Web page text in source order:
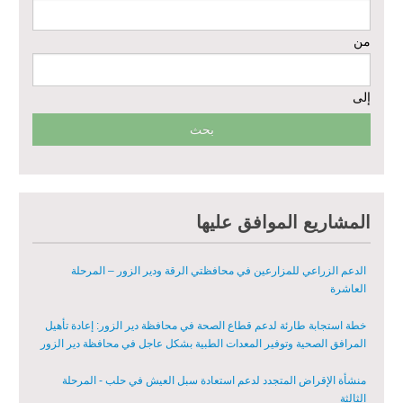
من
إلى
المشاريع الموافق عليها
– المرحلة الأولى
تقديم خدمات الرعاية الصحية الأولية في محافظة دير الزور - المرحلة
الدعم الزراعي للمزارعين في محافظتي الرقة ودير الزور – المرحلة
خطة استجابة طارئة لدعم قطاع الصحة في محافظة دير الزور: إعادة تأهيل
المرافق الصحية وتوفير المعدات الطبية بشكل عاجل في محافظة دير الزور
منشأة الإقراض المتجدد لدعم استعادة سبل العيش في حلب - المرحلة
الثالثة